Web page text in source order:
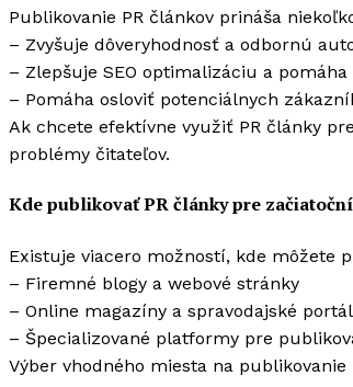
Publikovanie PR článkov prináša
– Zvyšuje dôveryhodnosť a odbornú
– Zlepšuje SEO optimalizáciu a
– Pomáha osloviť potenciálnych
Ak chcete efektívne využiť PR články
problémy čitateľov.
Kde publikovať PR články pre
Existuje viacero možností, kde môžete
– Firemné blogy a webové stránky
– Online magazíny a spravodajské
– Špecializované platformy pre
Výber vhodného miesta na